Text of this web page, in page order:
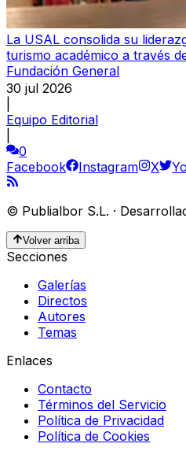
La USAL consolida su
turismo académico a través
Fundación General
30 jul 2026
Equipo Editorial
0
Facebook
Instagram X
© Publialbor S.L. ·
Volver arriba
Secciones
Galerías
Directos
Autores
Temas
Enlaces
Contacto
Términos del Servicio
Política de Privacidad
Política de Cookies